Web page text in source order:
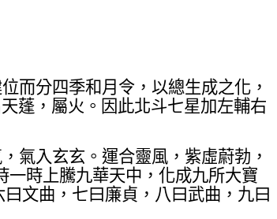
而分四季和月令，以總生成之化，
蓬，屬火。因此北斗七星加左輔右
氣入玄玄。運合靈風，紫虛蔚勃，
一時上騰九華天中，化成九所大寶
文曲，七曰廉貞，八曰武曲，九曰